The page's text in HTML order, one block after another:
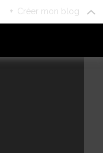
+ Créer mon blog